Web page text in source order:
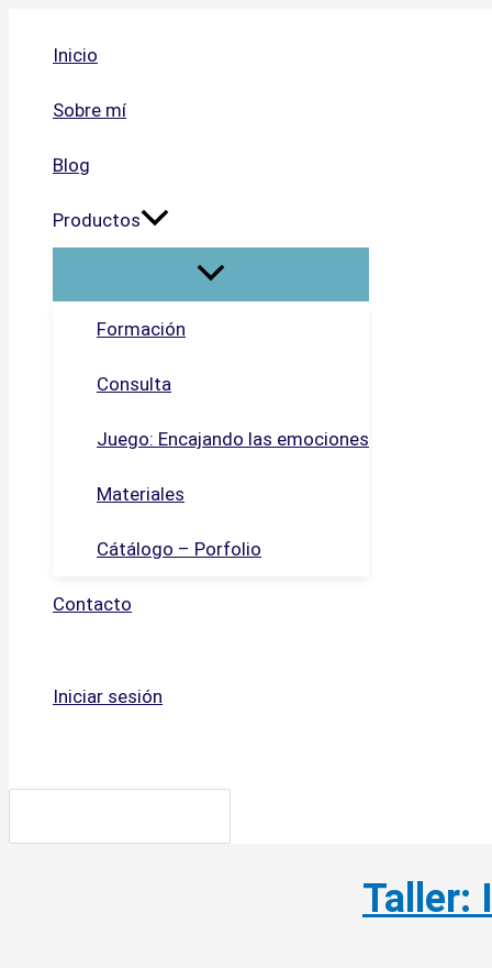
Inicio
Sobre mí
Blog
Productos
Formación
Consulta
Juego: Encajando las emociones
Materiales
Cátálogo – Porfolio
Contacto
Iniciar sesión
Taller: